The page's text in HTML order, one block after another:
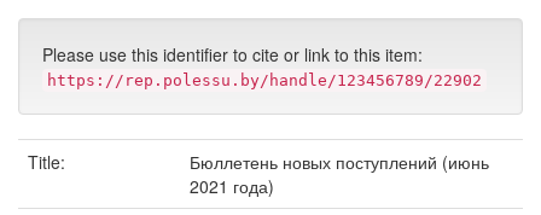
Please use this identifier to cite or link to this item:
https://rep.polessu.by/handle/123456789/22902
Title:
Бюллетень новых поступлений (июнь
2021 года)